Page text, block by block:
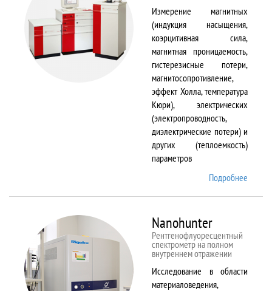
Измерение магнитных
(индукция насыщения,
коэрцитивная сила,
магнитная проницаемость,
гистерезисные потери,
магнитосопротивление,
эффект Холла, температура
Кюри), электрических
(электропроводность,
диэлектрические потери) и
других (теплоемкость)
параметров
Подробнее
Nanohunter
Рентгенофлуоресцентный
спектрометр на полном
внутреннем отражении
Исследование в области
материаловедения,